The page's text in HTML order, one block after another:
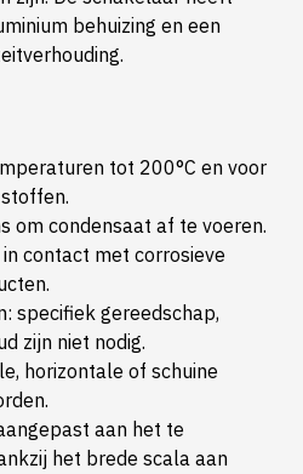
behuizing en een
tot 200°C en voor
om condensaat af te voeren.
contact met corrosieve
specifiek gereedschap,
zijn niet nodig.
horizontale of schuine
aan het te
het brede scala aan